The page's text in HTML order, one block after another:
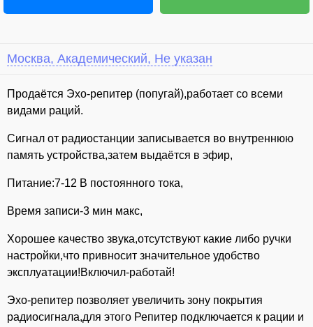
Москва, Академический, Не указан
⁣Продаётся Эхо-репитер (попугай),работает со всеми
видами раций.
Сигнал от радиостанции записывается во внутреннюю
память устройства,затем выдаётся в эфир,
Питание:7-12 В постоянного тока,
Время записи-3 мин макс,
Хорошее качество звука,отсутствуют какие либо ручки
настройки,что привносит значительное удобство
эксплуатации!Включил-работай!
Эхо-репитер позволяет увеличить зону покрытия
радиосигнала,для этого Репитер подключается к рации и